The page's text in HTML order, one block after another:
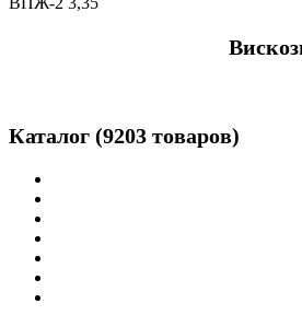
Каталог (9203 товаров)